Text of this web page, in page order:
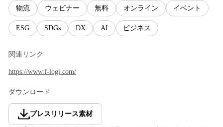
物流 ウェビナー 無料 オンライン イベント
ESG SDGs DX AI ビジネス
関連リンク
https://www.f-logi.com/
ダウンロード
プレスリリース素材